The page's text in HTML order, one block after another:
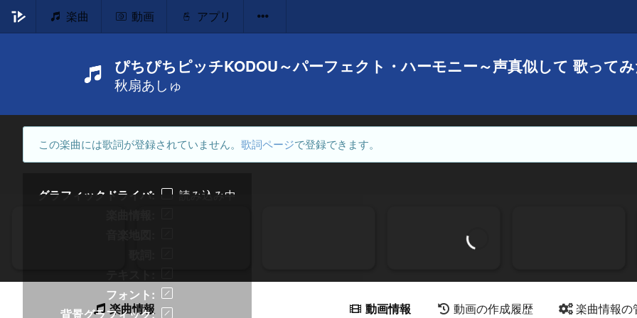
楽曲 動画 アプリ
ぴちぴちピッチKODOU～パーフェクト・ハーモニー～声真似して 歌って
秋扇あしゅ
この楽曲には歌詞が登録されていません。 歌詞ページで登録できます。
グラフィックドライバ
読み込み中
フォント
背景グラフィック
楽曲情報 動画情報 動画の作成履歴 楽曲情報の